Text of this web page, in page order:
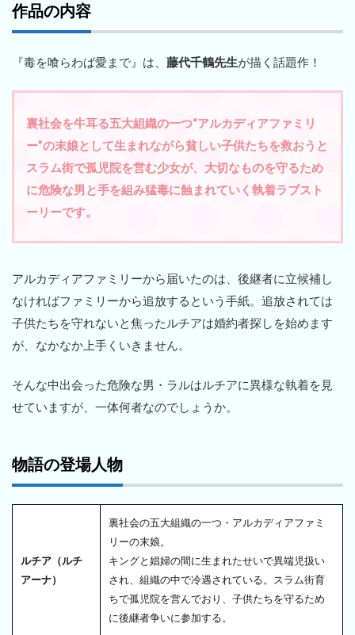
作品の内容
『毒を喰らわば愛まで』は、 藤代千鶴先生が描く話題作！
裏社会を牛耳る五大組織の一つ“アルカディアファミリ
ー”の末娘として生まれながら貧しい子供たちを救おうと
スラム街で孤児院を営む少女が、大切なものを守るため
に危険な男と手を組み猛毒に蝕まれていく執着ラブスト
ーリーです。
アルカディアファミリーから届いたのは、後継者に立候補し
なければファミリーから追放するという手紙。追放されては
子供たちを守れないと焦ったルチアは婚約者探しを始めます
が、なかなか上手くいきません。
そんな中出会った危険な男・ラルはルチアに異様な執着を見
せていますが、一体何者なのでしょうか。
物語の登場人物
ルチア（ルチ
アーナ）
裏社会の五大組織の一つ・アルカディアファミ
リーの末娘。
キングと娼婦の間に生まれたせいで異端児扱い
され、組織の中で冷遇されている。スラム街育
ちで孤児院を営んでおり、子供たちを守るため
に後継者争いに参加する。